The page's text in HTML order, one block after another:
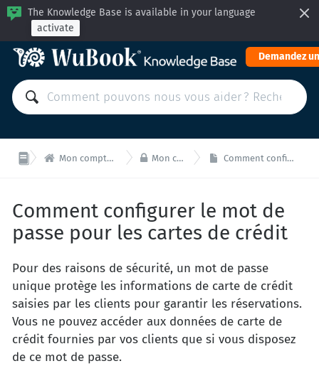
The Knowledge Base is available in your language
activate
Demandez
 Mon compte WuBook: Paiements et Administration  Mon compte WuBook - Sécurité Comment configurer le mot de passe pour les cartes de crédit
Comment configurer le mot de
passe pour les cartes de crédit
Pour des raisons de sécurité, un mot de passe
unique protège les informations de carte de crédit
saisies par les clients pour garantir les réservations.
Vous ne pouvez accéder aux données de carte de
crédit fournies par vos clients que si vous disposez
de ce mot de passe.